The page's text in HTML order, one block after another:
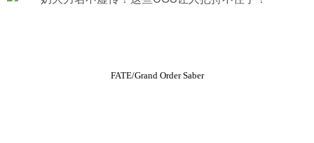
FATE/Grand Order Saber